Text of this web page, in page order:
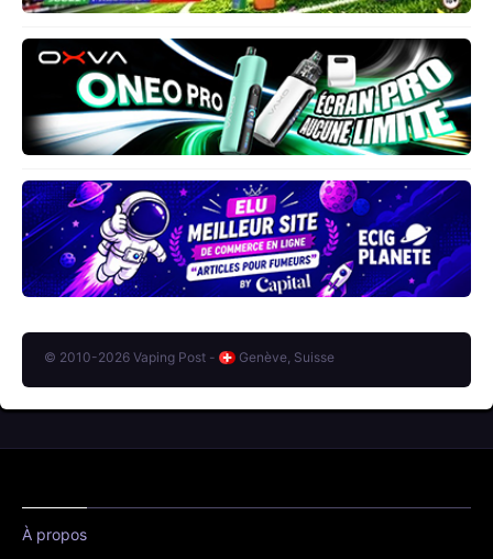
© 2010-2026 Vaping Post - Genève, Suisse
À propos